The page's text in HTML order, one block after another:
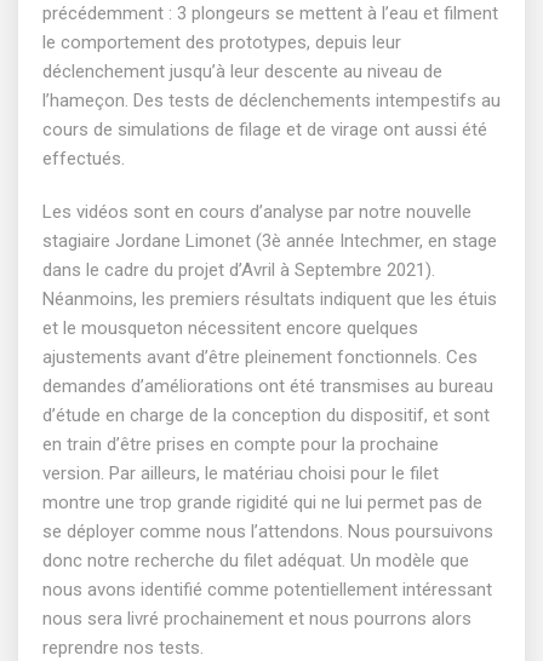
précédemment : 3 plongeurs se mettent à l’eau et filment
le comportement des prototypes, depuis leur
déclenchement jusqu’à leur descente au niveau de
l’hameçon. Des tests de déclenchements intempestifs au
cours de simulations de filage et de virage ont aussi été
effectués.
Les vidéos sont en cours d’analyse par notre nouvelle
stagiaire Jordane Limonet (3è année Intechmer, en stage
dans le cadre du projet d’Avril à Septembre 2021).
Néanmoins, les premiers résultats indiquent que les étuis
et le mousqueton nécessitent encore quelques
ajustements avant d’être pleinement fonctionnels. Ces
demandes d’améliorations ont été transmises au bureau
d’étude en charge de la conception du dispositif, et sont
en train d’être prises en compte pour la prochaine
version. Par ailleurs, le matériau choisi pour le filet
montre une trop grande rigidité qui ne lui permet pas de
se déployer comme nous l’attendons. Nous poursuivons
donc notre recherche du filet adéquat. Un modèle que
nous avons identifié comme potentiellement intéressant
nous sera livré prochainement et nous pourrons alors
reprendre nos tests.